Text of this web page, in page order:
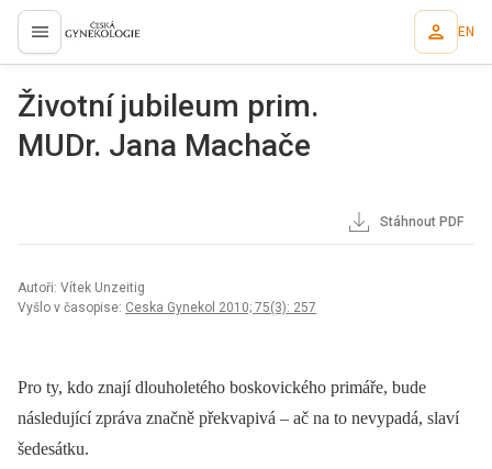
proLékaře.cz EN
Životní jubileum prim.
MUDr. Jana Machače
Stáhnout PDF
Autoři: Vítek Unzeitig
Vyšlo v časopise: Ceska Gynekol 2010; 75(3): 257
Pro ty, kdo znají dlouholetého boskovického primáře, bude
následující zpráva značně překvapivá –⁠ ač na to nevypadá, slaví
šedesátku.